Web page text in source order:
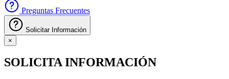
Preguntas Frecuentes
Solicitar Información
×
SOLICITA INFORMACIÓN